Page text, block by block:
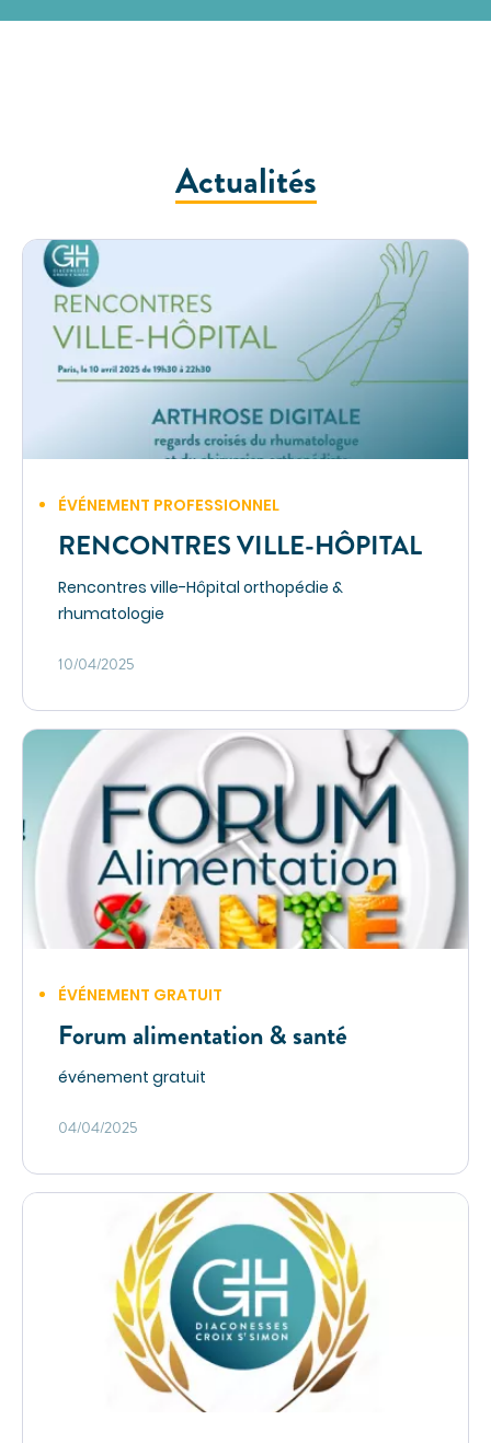
Actualités
ÉVÉNEMENT PROFESSIONNEL
RENCONTRES VILLE-HÔPITAL
Rencontres ville-Hôpital orthopédie &
rhumatologie
10/04/2025
ÉVÉNEMENT GRATUIT
Forum alimentation & santé
événement gratuit
04/04/2025